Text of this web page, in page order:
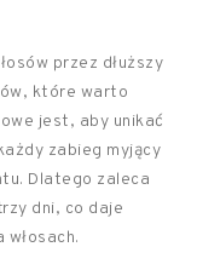
przez dłuższy
które warto
jest, aby unikać
zabieg myjący
Dlatego zaleca
dni, co daje